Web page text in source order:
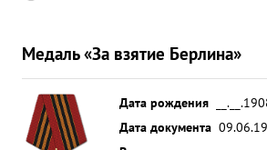
Медаль «За взятие Берлина»
Дата рождения
Дата документа